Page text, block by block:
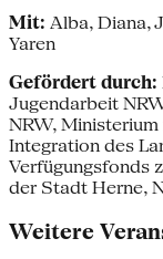
Mit: Alba, Diana,
Yaren
Gefördert durch:
Jugendarbeit
NRW,
Integration des
Verfügungsfonds
der Stadt Herne,
Weitere